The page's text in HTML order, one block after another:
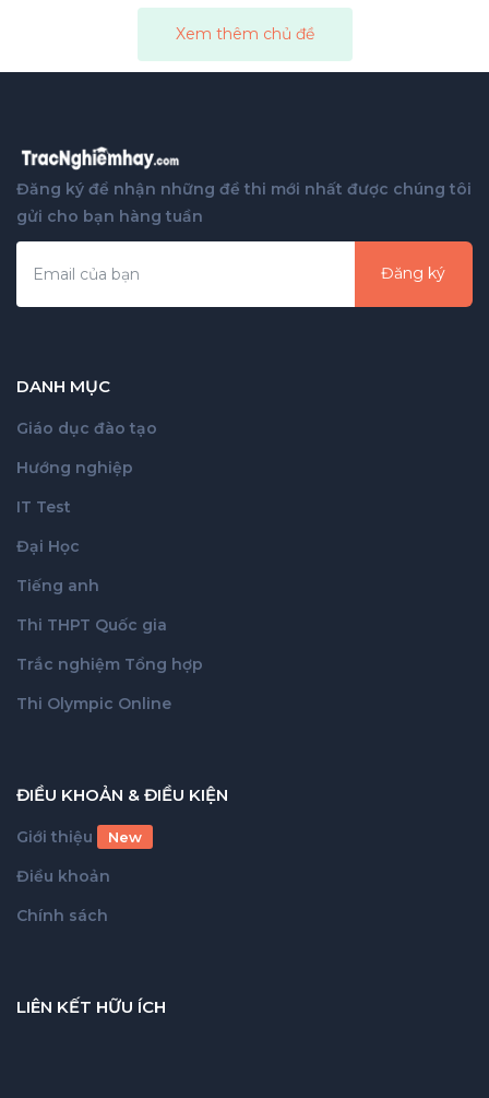
Xem thêm chủ đề
Đăng ký để nhận những đề thi mới nhất được chúng tôi
gửi cho bạn hàng tuần
Đăng ký
DANH MỤC
Giáo dục đào tạo
Hướng nghiệp
IT Test
Đại Học
Tiếng anh
Thi THPT Quốc gia
Trắc nghiệm Tổng hợp
Thi Olympic Online
ĐIỀU KHOẢN & ĐIỀU KIỆN
Giới thiệu New
Điều khoản
Chính sách
LIÊN KẾT HỮU ÍCH